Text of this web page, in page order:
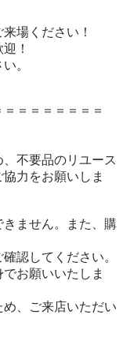
場ください！
！
＝＝＝＝＝＝＝
不要品のリユース
力をお願いしま
きません。また、購
認してください。
お願いいたしま
め、ご来店いただい